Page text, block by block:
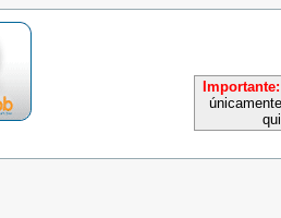
Importante: